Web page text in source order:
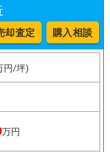
却査定 購入相談
円/坪)
万円